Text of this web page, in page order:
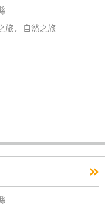
旅, 自然之旅
»